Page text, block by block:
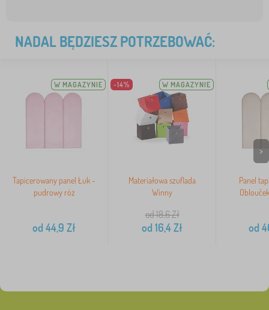
NADAL BĘDZIESZ POTRZEBOWAĆ:
W MAGAZYNIE
Tapicerowany panel Łuk -
pudrowy róż
od 44,9 Zł
-14% W MAGAZYNIE
Materiałowa szuflada
Winny
od 18,6Zł
od 16,4Zł
Panel
od
>